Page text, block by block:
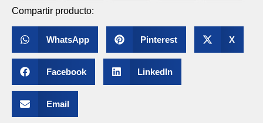
Compartir producto:
WhatsApp Pinterest X
Facebook LinkedIn
Email